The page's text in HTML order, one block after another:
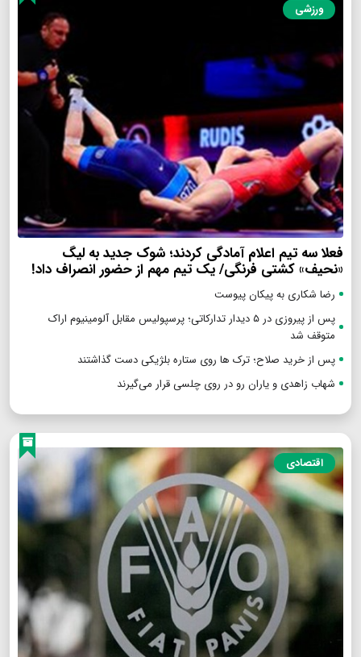
ورزشی
فعلا سه تیم اعلام آمادگی کردند؛ شوک جدید به لیگ
«نحیف» کشتی فرنگی/ یک تیم مهم از حضور انصراف داد!
رضا شکاری به پیکان پیوست
پس از پیروزی در ۵ دیدار تدارکاتی؛ پرسپولیس مقابل آلومینیوم اراک
متوقف شد
پس از خرید صلاح؛ ترک ها روی ستاره بلژیکی دست گذاشتند
شهاب زاهدی و یاران رو در روی چلسی قرار می‌گیرند
اقتصادی